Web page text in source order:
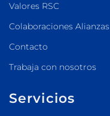
Valores RSC
Colaboraciones Alianzas
Contacto
Trabaja con nosotros
Servicios